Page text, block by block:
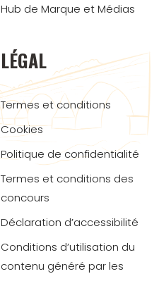
Hub de Marque et Médias
LÉGAL
Termes et conditions
Cookies
Politique de confidentialité
Termes et conditions des
concours
Déclaration d’accessibilité
Conditions d’utilisation du
contenu généré par les